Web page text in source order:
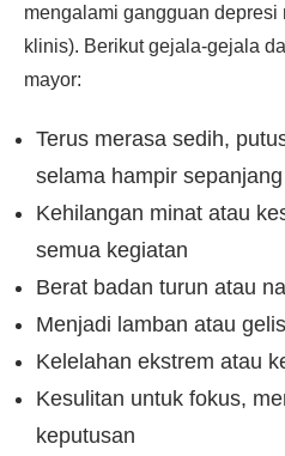
mengalami gangguan depresi
klinis). Berikut gejala-gejala
mayor:
Terus merasa sedih,
selama hampir
Kehilangan minat atau
semua kegiatan
Berat badan turun atau
Menjadi lamban atau
Kelelahan ekstrem atau
Kesulitan untuk fokus,
keputusan